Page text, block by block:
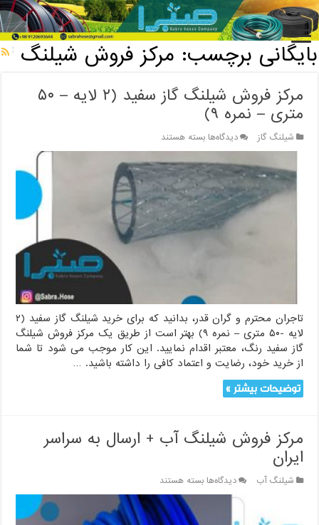
خانه / بایگانی برچسب: مرکز فروش شیلنگ
بایگانی برچسب: مرکز فروش شیلنگ
مرکز فروش شیلنگ گاز سفید (۲ لایه – ۵۰
متری – نمره ۹)
شیلنگ گاز دیدگاه‌هابرای
مرکز
فروش
شیلنگ
گاز
سفید
(۲
لایه
۹)
بسته هستند
تاجران محترم و گران قدر، بدانید که برای خرید شیلنگ گاز سفید (۲
لایه -۵۰ متری – نمره ۹) بهتر است از طریق یک مرکز فروش شیلنگ
گاز سفید رنگ، معتبر اقدام نمایید. این کار موجب می شود تا شما
از خرید خود، رضایت و اعتماد کافی را داشته باشید. …
توضیحات بیشتر »
مرکز فروش شیلنگ آب + ارسال به سراسر
ایران
شیلنگ آب دیدگاه‌هابرای
مرکز
فروش
شیلنگ
بسته هستند